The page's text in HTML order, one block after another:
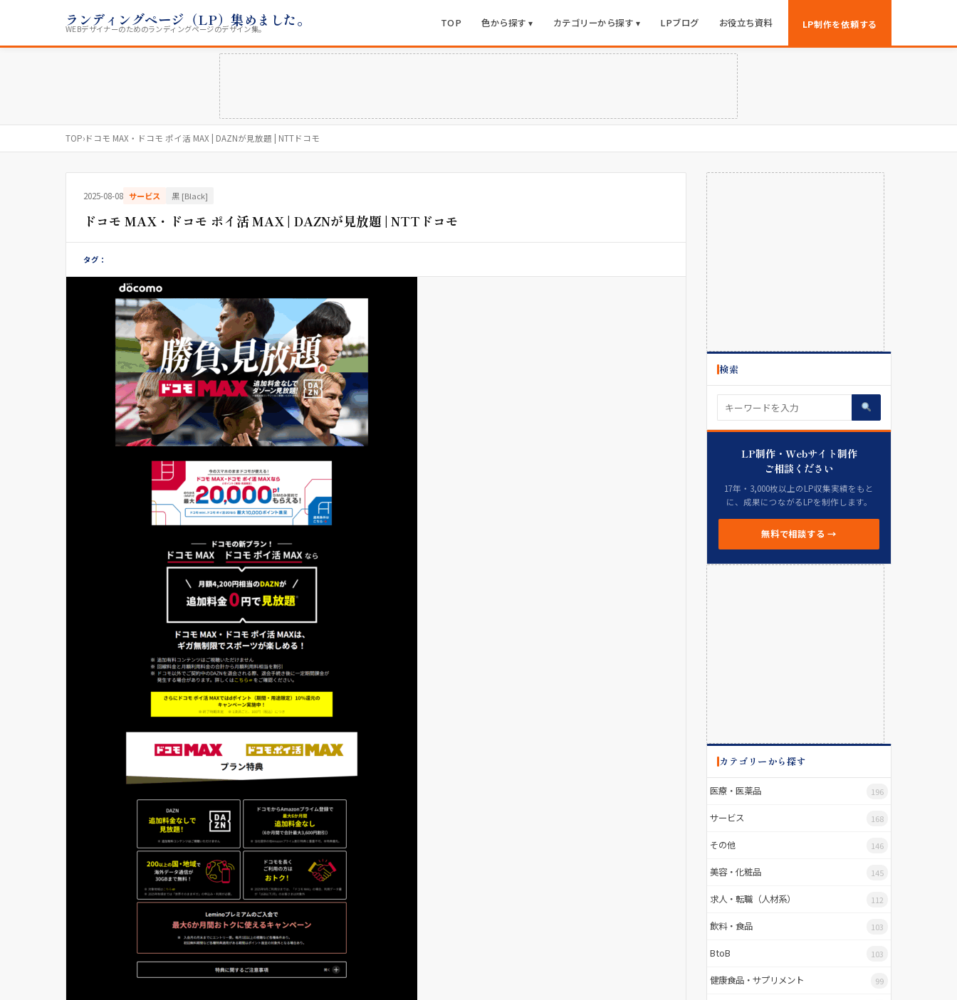
ランディングページ（LP）集めました。
WEBデザイナーのためのランディングページのデザイン集。 TOP 色から探す ▾ カテゴリーから探す ▾ LPブログ お役立ち資料 LP制作を依頼する
TOP›ドコモ MAX・ドコモ ポイ活 MAX | DAZNが見放題 | NTTドコモ
2025-08-08 サービス 黒 [Black]
ドコモ MAX・ドコモ ポイ活 MAX | DAZNが見放題 | NTTドコモ
タグ：
検索
LP制作・Webサイト制作
ご相談ください
17年・3,000枚以上のLP収集実績をもと
に、成果につながるLPを制作します。
無料で相談する →
カテゴリーから探す
医療・医薬品 196
サービス 168
その他 146
美容・化粧品 145
求人・転職（人材系） 112
飲料・食品 103
BtoB 103
健康食品・サプリメント 99